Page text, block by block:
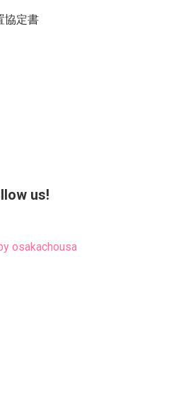
協定書
us!
osakachousa